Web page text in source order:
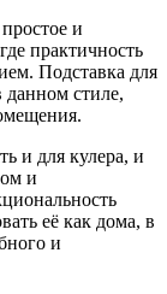
и
практичность
Подставка для
стиле,
и для кулера, и
и
её как дома, в
и